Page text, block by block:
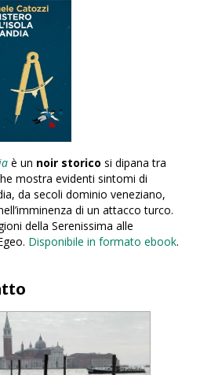
è un noir storico si dipana tra
mostra evidenti sintomi di
da secoli dominio veneziano,
di un attacco turco.
della Serenissima alle
Disponibile in formato ebook.